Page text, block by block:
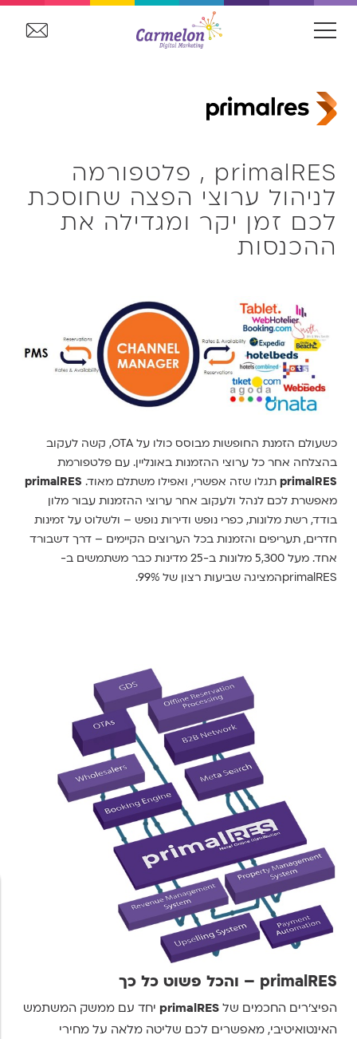
primalRES , פלטפורמה
לניהול ערוצי הפצה שחוסכת
לכם זמן יקר ומגדילה את
ההכנסות
כשעולם הזמנת החופשות מבוסס כולו על OTA, קשה לעקוב
בהצלחה אחר כל ערוצי ההזמנות באונליין. עם פלטפורמת
primalRES תגלו שזה אפשרי, ואפילו משתלם מאוד. primalRES
מאפשרת לכם לנהל ולעקוב אחר ערוצי ההזמנות עבור מלון
בודד, רשת מלונות, כפרי נופש ודירות נופש – ולשלוט על זמינות
חדרים, תעריפים והזמנות בכל הערוצים הקיימים – דרך דשבורד
אחד. מעל 5,300 מלונות ב-25 מדינות כבר משתמשים ב-
primalRESהמציגה שביעות רצון של 99%.
primalRES – והכל פשוט כל כך
הפיצ'רים החכמים של primalRES יחד עם ממשק המשתמש
האינטואיטיבי, מאפשרים לכם שליטה מלאה על מחירי